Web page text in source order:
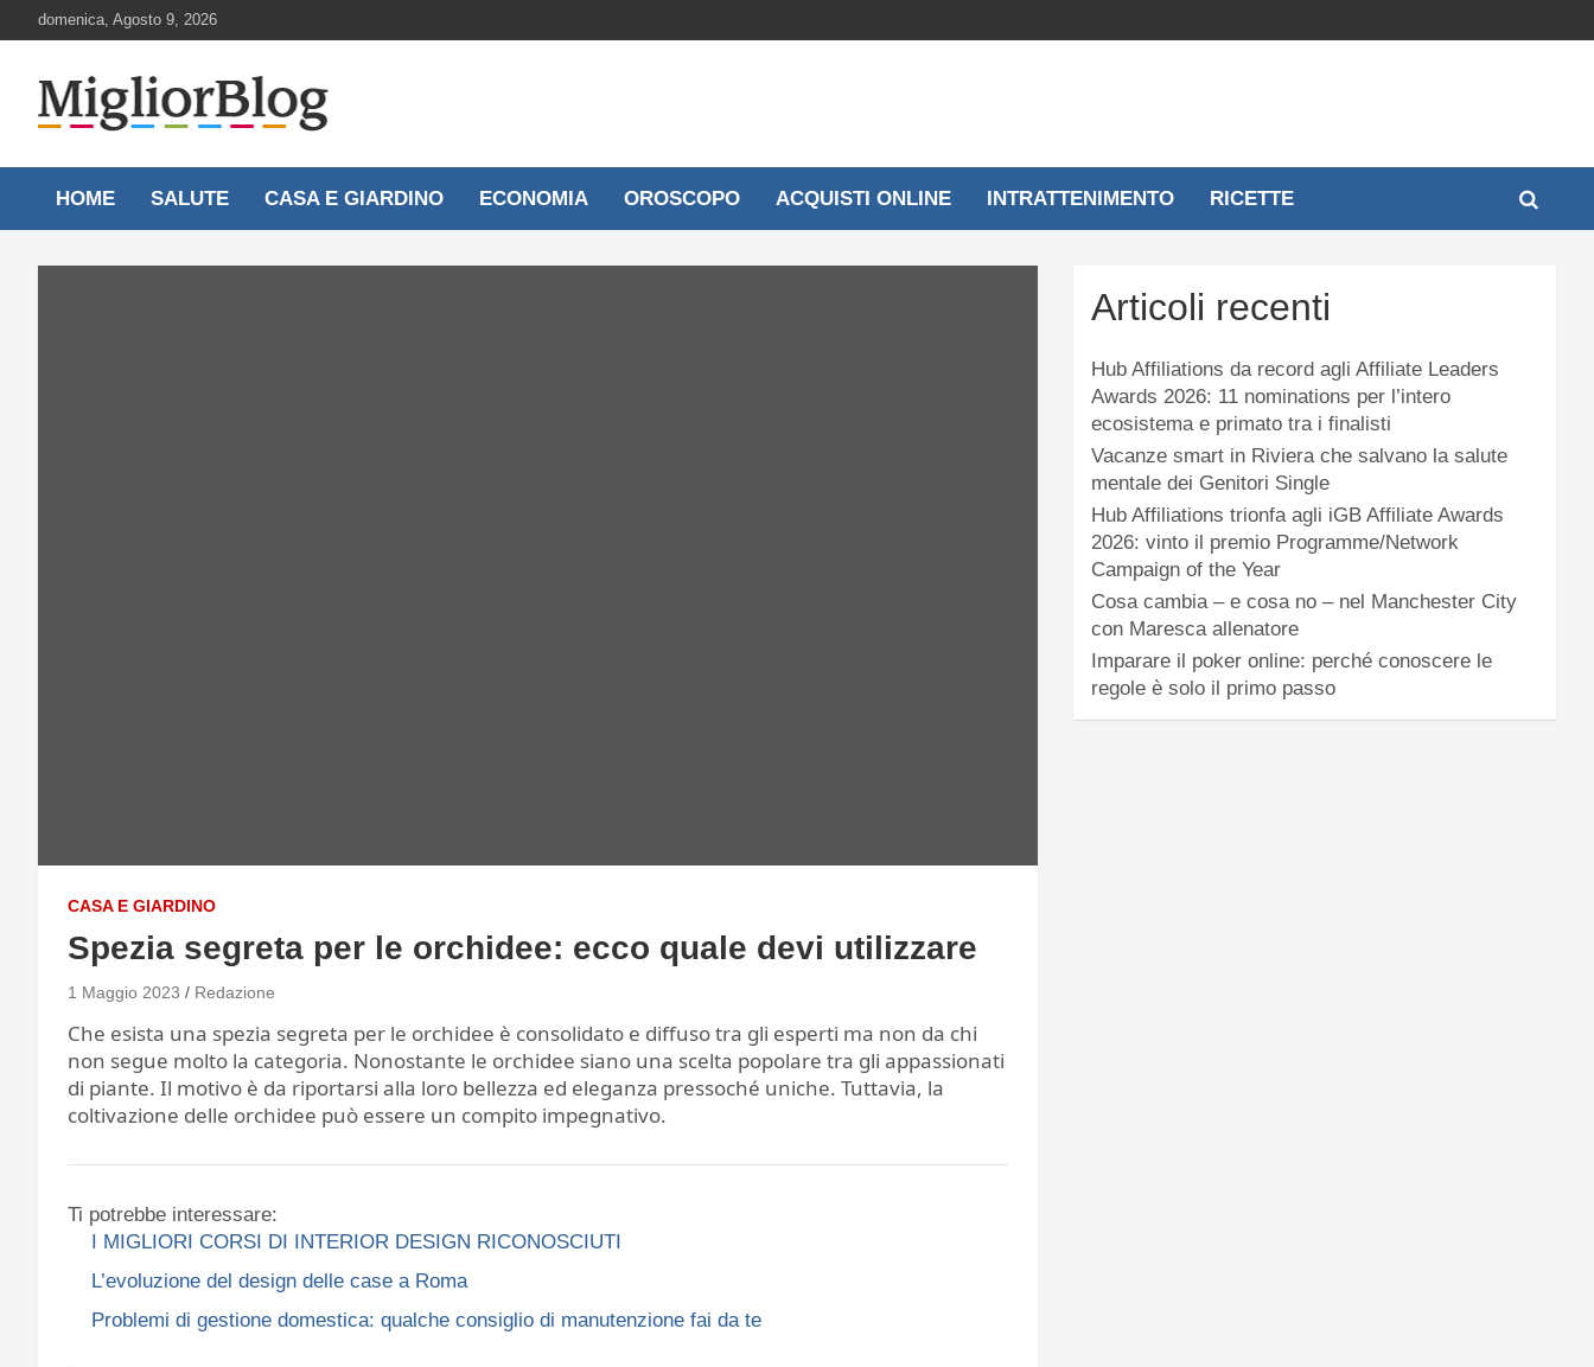
to
domenica, Agosto 9, 2026
MigliorBlog.it
HOME SALUTE CASA E GIARDINO ECONOMIA OROSCOPO ACQUISTI ONLINE INTRATTENIMENTO RICETTE
CASA E GIARDINO
Spezia segreta per le orchidee: ecco quale devi utilizzare
1 Maggio 2023 Redazione
Che esista una spezia segreta per le orchidee è consolidato e diffuso tra gli esperti ma non da chi
non segue molto la categoria. Nonostante le orchidee siano una scelta popolare tra gli appassionati
di piante. Il motivo è da riportarsi alla loro bellezza ed eleganza pressoché uniche. Tuttavia, la
coltivazione delle orchidee può essere un compito impegnativo.
Ti potrebbe interessare:
I MIGLIORI CORSI DI INTERIOR DESIGN RICONOSCIUTI
L’evoluzione del design delle case a Roma
Problemi di gestione domestica: qualche consiglio di manutenzione fai da te
Articoli recenti
Hub Affiliations da record agli Affiliate Leaders
Awards 2026: 11 nominations per l’intero
ecosistema e primato tra i finalisti
Vacanze smart in Riviera che salvano la salute
mentale dei Genitori Single
Hub Affiliations trionfa agli iGB Affiliate Awards
2026: vinto il premio Programme/Network
Campaign of the Year
Cosa cambia – e cosa no – nel Manchester City
con Maresca allenatore
Imparare il poker online: perché conoscere le
regole è solo il primo passo